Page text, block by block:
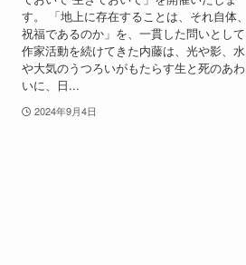
す。 「地上に存在することは、それ自体、
祝福であるのか」を、一貫した問いとして
作家活動を続けてきた内藤は、光や影、水
や大気のうつろいがもたらす生と死のあわ
いに、日...
2024年9月4日